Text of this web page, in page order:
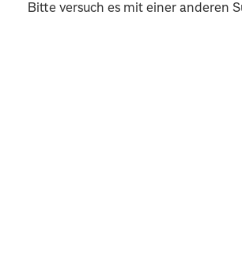
Bitte versuch es mit einer anderen